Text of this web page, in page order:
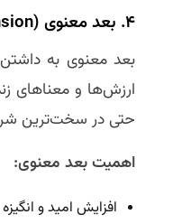
۴. بعد معنوی (Spiritual Dimension)
بعد معنوی به داشتن
ارزش‌ها و معناهای
حتی در سخت‌ترین
اهمیت بعد معنوی:
افزایش امید و